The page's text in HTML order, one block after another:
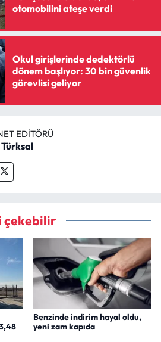
otomobilini ateşe verdi
Okul girişlerinde dedektörlü
dönem başlıyor: 30 bin güvenlik
görevlisi geliyor
EDITÖRÜ
çekebilir
Benzinde indirim hayal oldu,
yeni zam kapıda